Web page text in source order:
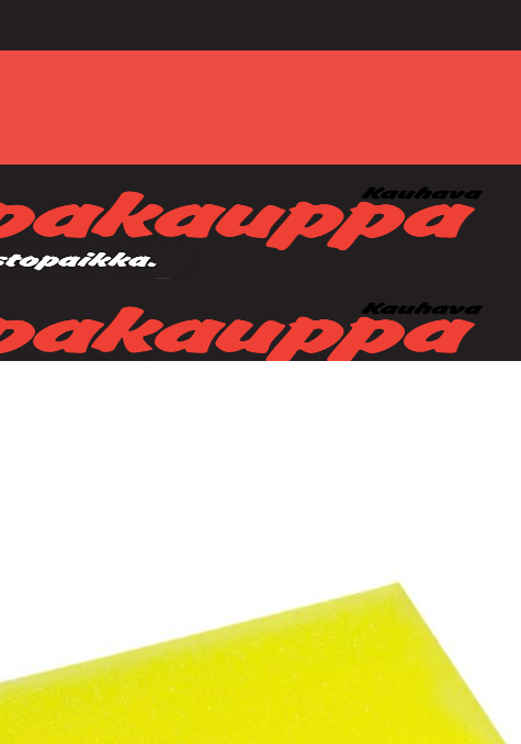
Joulu- ja kausivalot
Eläimet ja tontut
Kyntteliköt
Valoketjut ja kuusenvalot